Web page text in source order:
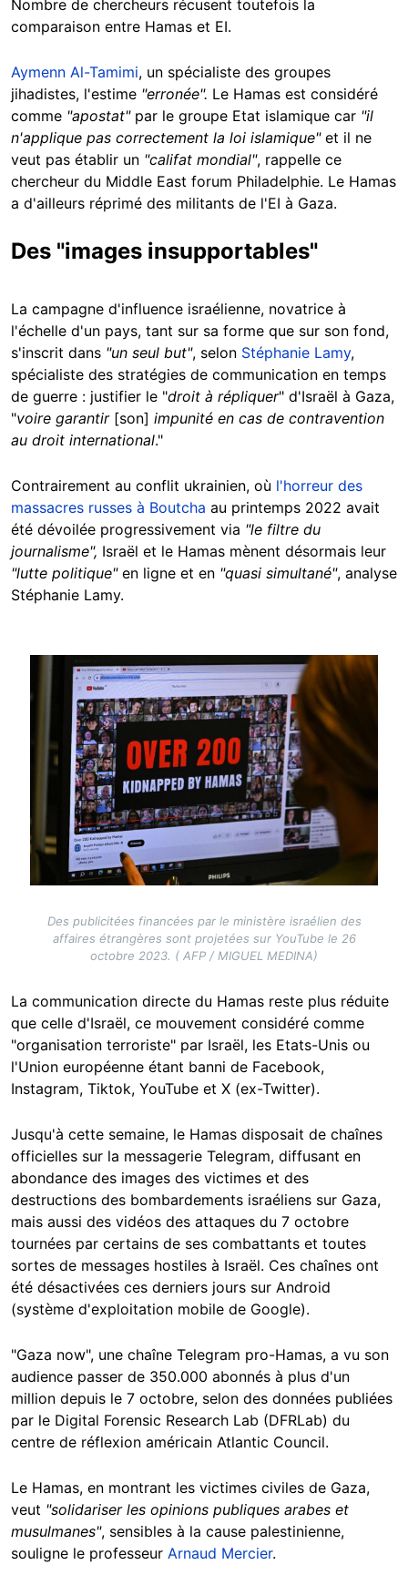
Nombre de chercheurs récusent toutefois la
comparaison entre Hamas et EI.
Aymenn Al-Tamimi, un spécialiste des groupes
jihadistes, l'estime "erronée". Le Hamas est considéré
comme "apostat"par le groupe Etat islamique car "il
n'applique pas correctement la loi islamique"et il ne
veut pas établir un "califat mondial", rappelle ce
chercheur du Middle East forum Philadelphie. Le Hamas
a d'ailleurs réprimé des militants de l'EI à Gaza.
Des "images insupportables"
La campagne d'influence israélienne, novatrice à
l'échelle d'un pays, tant sur sa forme que sur son fond,
s'inscrit dans "un seul but", selon Stéphanie Lamy,
spécialiste des stratégies de communication en temps
de guerre : justifier le "droit à répliquer" d'Israël à Gaza,
"voire garantir [son] impunité en cas de contravention
au droit international."
Contrairement au conflit ukrainien, où l'horreur des
massacres russes à Boutcha au printemps 2022 avait
été dévoilée progressivement via "le filtre du
journalisme", Israël et le Hamas mènent désormais leur
"lutte politique"en ligne et en "quasi simultané", analyse
Stéphanie Lamy.
Des publicitées financées par le ministère israélien des
affaires étrangères sont projetées sur YouTube le 26
octobre 2023. ( AFP / MIGUEL MEDINA)
La communication directe du Hamas reste plus réduite
que celle d'Israël, ce mouvement considéré comme
"organisation terroriste" par Israël, les Etats-Unis ou
l'Union européenne étant banni de Facebook,
Instagram, Tiktok, YouTube et X (ex-Twitter).
Jusqu'à cette semaine, le Hamas disposait de chaînes
officielles sur la messagerie Telegram, diffusant en
abondance des images des victimes et des
destructions des bombardements israéliens sur Gaza,
mais aussi des vidéos des attaques du 7 octobre
tournées par certains de ses combattants et toutes
sortes de messages hostiles à Israël. Ces chaînes ont
été désactivées ces derniers jours sur Android
(système d'exploitation mobile de Google).
"Gaza now", une chaîne Telegram pro-Hamas, a vu son
audience passer de 350.000 abonnés à plus d'un
million depuis le 7 octobre, selon des données publiées
par le Digital Forensic Research Lab (DFRLab) du
centre de réflexion américain Atlantic Council.
Le Hamas, en montrant les victimes civiles de Gaza,
veut "solidariser les opinions publiques arabes et
musulmanes", sensibles à la cause palestinienne,
souligne le professeur Arnaud Mercier.